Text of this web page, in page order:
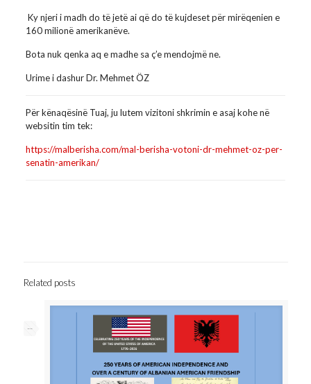
Ky njeri i madh do të jetë ai që do të kujdeset për mirëqenien e
160 milionë amerikanëve.
Bota nuk qenka aq e madhe sa ç’e mendojmë ne.
Urime i dashur Dr. Mehmet ÖZ
Për kënaqësinë Tuaj, ju lutem vizitoni shkrimin e asaj kohe në
websitin tim tek:
https://malberisha.com/mal-berisha-votoni-dr-mehmet-oz-per-
senatin-amerikan/
Related posts
--